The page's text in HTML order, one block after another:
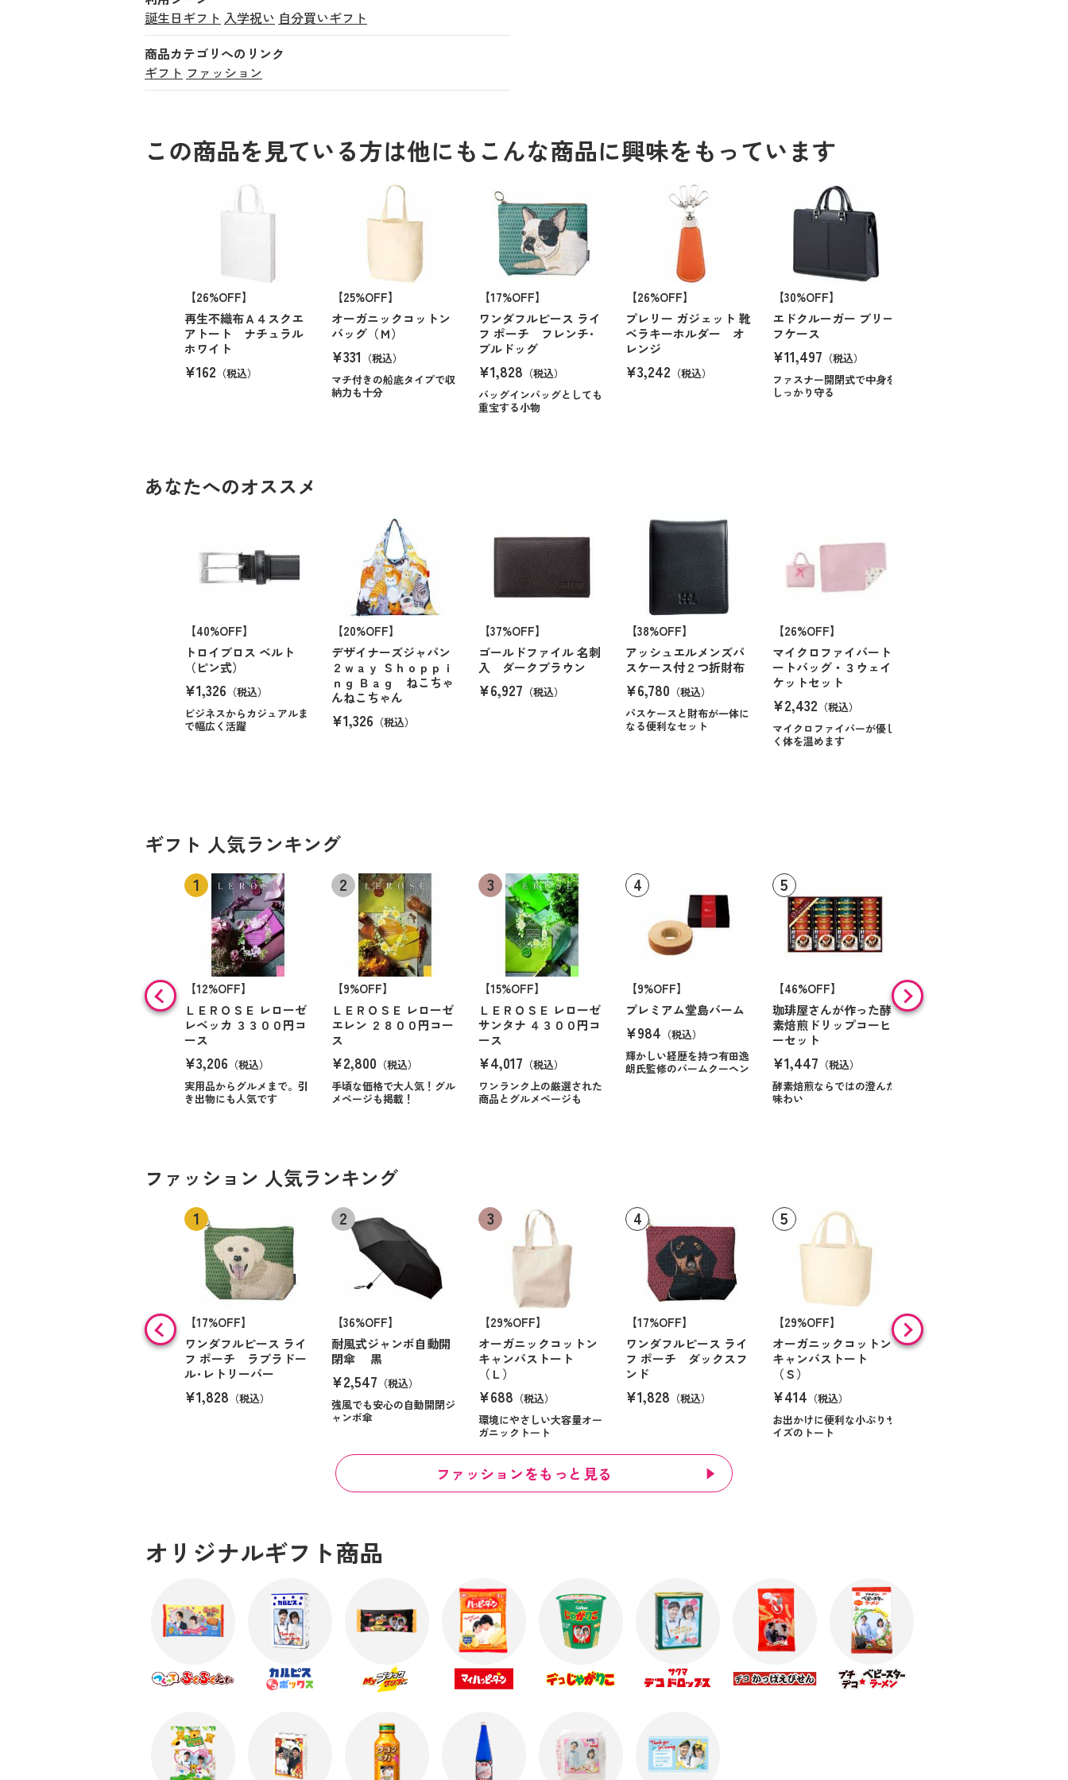
誕生日ギフト 入学祝い 自分買いギフト
商品カテゴリへのリンク
ギフト ファッション
この商品を見ている方は他にもこんな商品に興味をもっています
【26%OFF】
再生不織布Ａ４スクエ
アトート ナチュラル
ホワイト
¥162 （税込）
【25%OFF】
オーガニックコットン
バッグ（Ｍ）
¥331 （税込）
マチ付きの船底タイプで収
納力も十分
【17%OFF】
ワンダフルピース ライ
フ ポーチ フレンチ･
ブルドッグ
¥1,828 （税込）
バッグインバッグとしても
重宝する小物
【26%OFF】
プレリー ガジェット 靴
ベラキーホルダー オ
レンジ
¥3,242 （税込）
【30%OFF】
エドクルーガー ブリー
フケース
¥11,497 （税込）
ファスナー開閉式で中身を
しっかり守る
あなたへのオススメ
【40%OFF】
トロイブロス ベルト
（ピン式）
¥1,326 （税込）
ビジネスからカジュアルま
で幅広く活躍
【20%OFF】
デザイナーズジャパン
２ｗａｙ Ｓｈｏｐｐｉ
ｎｇ Ｂａｇ ねこちゃ
んねこちゃん
¥1,326 （税込）
【37%OFF】
ゴールドファイル 名刺
入 ダークブラウン
¥6,927 （税込）
【38%OFF】
アッシュエルメンズパ
スケース付２つ折財布
¥6,780 （税込）
パスケースと財布が一体に
なる便利なセット
【26%OFF】
マイクロファイバート
ートバッグ・３ウェイ
ケットセット
¥2,432 （税込）
マイクロファイバーが優し
く体を温めます
ギフト 人気ランキング
【12%OFF】
ＬＥＲＯＳＥ レローゼ
レベッカ ３３００円コ
ース
¥3,206 （税込）
実用品からグルメまで。引
き出物にも人気です
【9%OFF】
ＬＥＲＯＳＥ レローゼ
エレン ２８００円コー
ス
¥2,800 （税込）
手頃な価格で大人気！グル
メページも掲載！
【15%OFF】
ＬＥＲＯＳＥ レローゼ
サンタナ ４３００円コ
ース
¥4,017 （税込）
ワンランク上の厳選された
商品とグルメページも
【9%OFF】
プレミアム堂島バーム
¥984 （税込）
輝かしい経歴を持つ有田逸
朗氏監修のバームクーヘン
【46%OFF】
珈琲屋さんが作った酵
素焙煎ドリップコーヒ
ーセット
¥1,447 （税込）
酵素焙煎ならではの澄んだ
味わい
【9%OFF】
アラン・ド・パリ ショ
ファッション 人気ランキング
【17%OFF】
ワンダフルピース ライ
フ ポーチ ラブラドー
ル･レトリーバー
¥1,828 （税込）
【36%OFF】
耐風式ジャンボ自動開
閉傘 黒
¥2,547 （税込）
強風でも安心の自動開閉ジ
ャンボ傘
【29%OFF】
オーガニックコットン
キャンバストート
（Ｌ）
¥688 （税込）
環境にやさしい大容量オー
ガニックトート
【17%OFF】
ワンダフルピース ライ
フ ポーチ ダックスフ
ンド
¥1,828 （税込）
【29%OFF】
オーガニックコットン
キャンバストート
（Ｓ）
¥414 （税込）
お出かけに便利な小ぶりサ
イズのトート
【30%OFF】
ベーシックエコバッグ
ファッションをもっと見る
オリジナルギフト商品